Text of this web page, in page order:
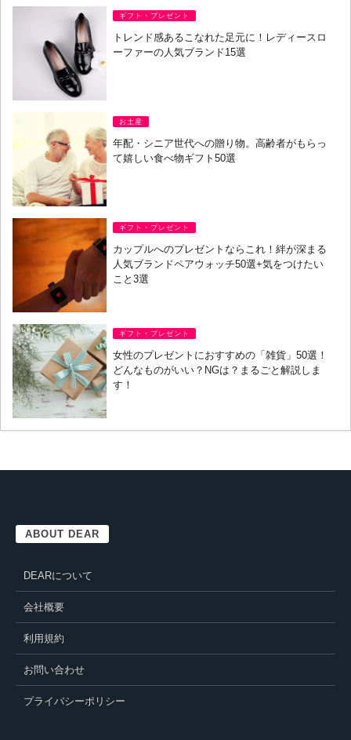
ギフト・プレゼント
トレンド感あるこなれた足元に！レディースロ
ーファーの人気ブランド15選
お土産
年配・シニア世代への贈り物。高齢者がもらっ
て嬉しい食べ物ギフト50選
ギフト・プレゼント
カップルへのプレゼントならこれ！絆が深まる
人気ブランドペアウォッチ50選+気をつけたい
こと3選
ギフト・プレゼント
女性のプレゼントにおすすめの「雑貨」50選！
どんなものがいい？NGは？まるごと解説しま
す！
ABOUT DEAR
DEARについて
会社概要
利用規約
お問い合わせ
プライバシーポリシー